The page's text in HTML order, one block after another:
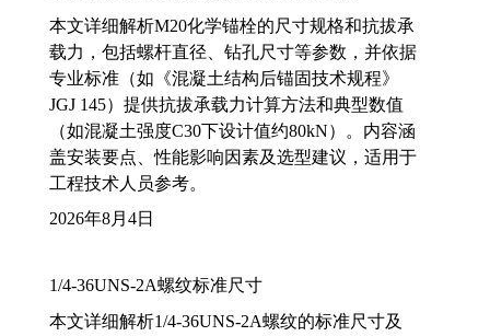
本文详细解析M20化学锚栓的尺寸规格和抗拔承
载力，包括螺杆直径、钻孔尺寸等参数，并依据
专业标准（如《混凝土结构后锚固技术规程》
JGJ 145）提供抗拔承载力计算方法和典型数值
（如混凝土强度C30下设计值约80kN）。内容涵
盖安装要点、性能影响因素及选型建议，适用于
工程技术人员参考。
2026年8月4日
1/4-36UNS-2A螺纹标准尺寸
本文详细解析1/4-36UNS-2A螺纹的标准尺寸及